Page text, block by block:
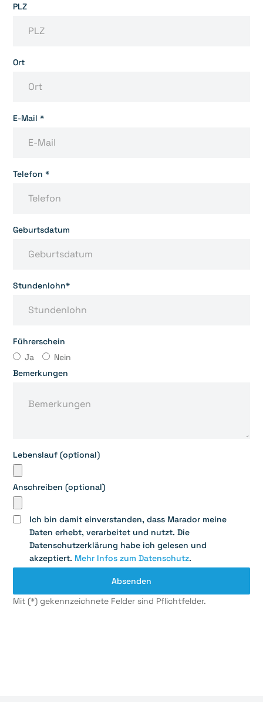
PLZ
Ort
E-Mail *
Telefon *
Geburtsdatum
Stundenlohn*
Führerschein
Ja
Nein
Bemerkungen
Lebenslauf (optional)
Anschreiben (optional)
Ich bin damit einverstanden, dass Marador meine
Daten erhebt, verarbeitet und nutzt. Die
Datenschutzerklärung habe ich gelesen und
akzeptiert. Mehr Infos zum Datenschutz.
Mit (*) gekennzeichnete Felder sind Pflichtfelder.